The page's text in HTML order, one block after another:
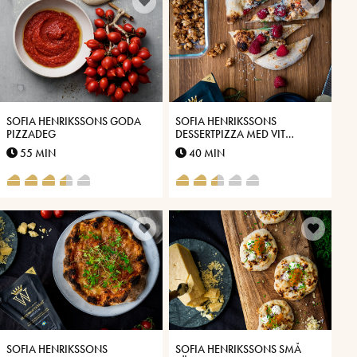
SOFIA HENRIKSSONS GODA
PIZZADEG
55 MIN
SOFIA HENRIKSSONS
DESSERTPIZZA MED VIT
CHOKLAD, HALLON,
KANDERADE NÖTTER OCH
ROSMARIN
40 MIN
SOFIA HENRIKSSONS
SOFIA HENRIKSSONS SMÅ